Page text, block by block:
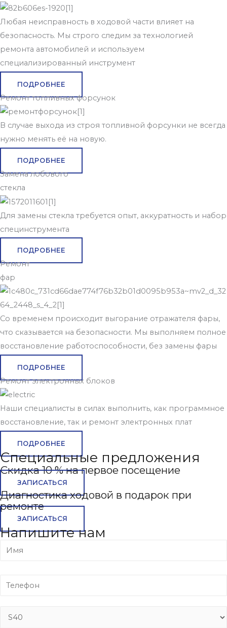
Любая неисправность в ходовой части влияет на
безопасность. Мы строго следим за технологией
ремонта автомобилей и используем
специализированный инструмент
ПОДРОБНЕЕ
Ремонт топливных форсунок
В случае выхода из строя топливной форсунки не всегда
нужно менять её на новую.
ПОДРОБНЕЕ
Замена лобового
стекла
Для замены стекла требуется опыт, аккуратность и набор
специнструмента
ПОДРОБНЕЕ
Ремонт
фар
Со временем происходит выгорание отражателя фары,
что сказывается на безопасности. Мы выполняем полное
восстановление работоспособности, без замены фары
ПОДРОБНЕЕ
Ремонт электронных блоков
Наши специалисты в силах выполнить, как программное
восстановление, так и ремонт электронных плат
ПОДРОБНЕЕ
Специальные предложения
Скидка 10 % на первое посещение
ЗАПИСАТЬСЯ
Диагностика ходовой в подарок при
ремонте
ЗАПИСАТЬСЯ
Напишите нам